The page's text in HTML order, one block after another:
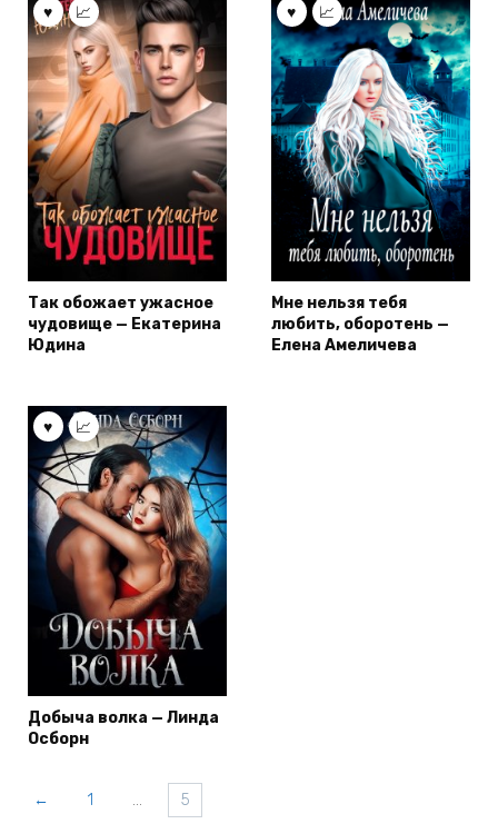
Так обожает ужасное
чудовище — Екатерина
Юдина
Мне нельзя тебя
любить, оборотень —
Елена Амеличева
Добыча волка — Линда
Осборн
← 1 … 5